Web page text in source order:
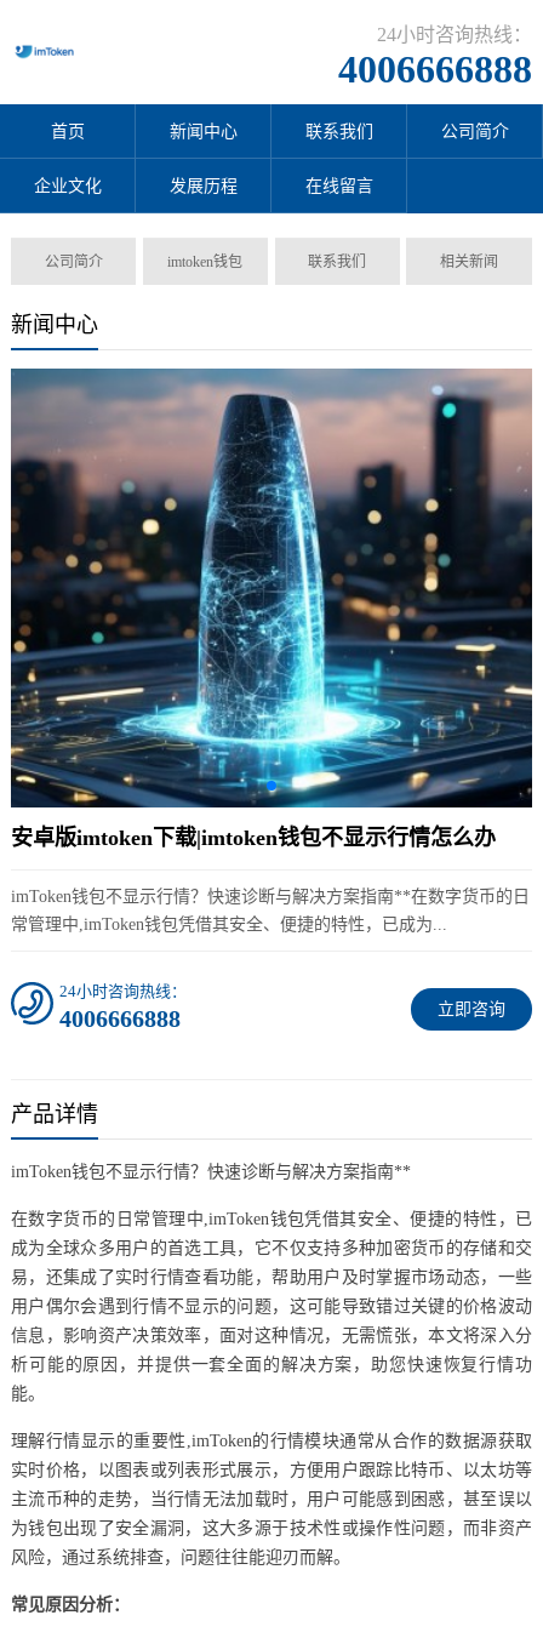
24小时咨询热线：
4006666888
首页 新闻中心 联系我们 公司简介
企业文化 发展历程 在线留言
公司简介 imtoken钱包 联系我们 相关新闻
新闻中心
安卓版imtoken下载|imtoken钱包不显示行情怎么办
imToken钱包不显示行情？快速诊断与解决方案指南**在数字货币的日
常管理中,imToken钱包凭借其安全、便捷的特性，已成为...
立即咨询
24小时咨询热线：
4006666888
产品详情
imToken钱包不显示行情？快速诊断与解决方案指南**
在数字货币的日常管理中,imToken钱包凭借其安全、便捷的特性，已
成为全球众多用户的首选工具，它不仅支持多种加密货币的存储和交
易，还集成了实时行情查看功能，帮助用户及时掌握市场动态，一些
用户偶尔会遇到行情不显示的问题，这可能导致错过关键的价格波动
信息，影响资产决策效率，面对这种情况，无需慌张，本文将深入分
析可能的原因，并提供一套全面的解决方案，助您快速恢复行情功
能。
理解行情显示的重要性,imToken的行情模块通常从合作的数据源获取
实时价格，以图表或列表形式展示，方便用户跟踪比特币、以太坊等
主流币种的走势，当行情无法加载时，用户可能感到困惑，甚至误以
为钱包出现了安全漏洞，这大多源于技术性或操作性问题，而非资产
风险，通过系统排查，问题往往能迎刃而解。
常见原因分析：